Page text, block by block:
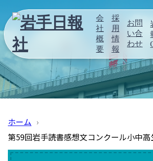
会
社
概
要
採
用
情
報
お問
い合
わせ
ホーム
第59回岩手読書感想文コンクール小中